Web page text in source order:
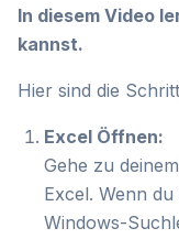
In diesem Video
kannst.
Hier sind die
Excel Öffnen:
Gehe zu
Excel. Wenn
Windows-